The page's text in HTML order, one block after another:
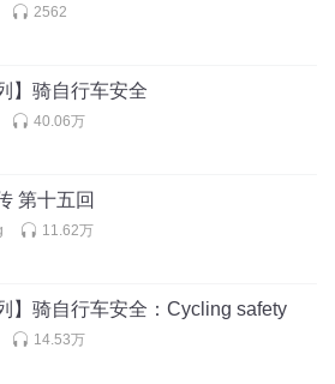
2562
】骑自行车安全
40.06万
第十五回
11.62万
】骑自行车安全：Cycling safety
14.53万